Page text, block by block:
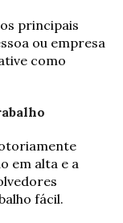
principais
ou empresa
como
em alta e a
fácil.